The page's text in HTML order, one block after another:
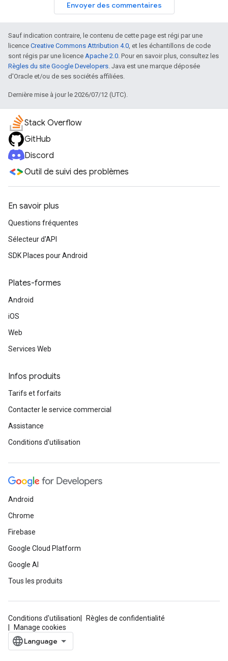
Envoyer des commentaires
Sauf indication contraire, le contenu de cette page est régi par une
licence Creative Commons Attribution 4.0, et les échantillons de code
sont régis par une licence Apache 2.0. Pour en savoir plus, consultez les
Règles du site Google Developers. Java est une marque déposée
d'Oracle et/ou de ses sociétés affiliées.
Dernière mise à jour le 2026/07/12 (UTC).
Stack Overflow
GitHub
Discord
Outil de suivi des problèmes
En savoir plus
Questions fréquentes
Sélecteur d'API
SDK Places pour Android
Plates-formes
Android
iOS
Web
Services Web
Infos produits
Tarifs et forfaits
Contacter le service commercial
Assistance
Conditions d'utilisation
Android
Chrome
Firebase
Google Cloud Platform
Google AI
Tous les produits
Conditions d'utilisation
Règles de confidentialité
Manage cookies